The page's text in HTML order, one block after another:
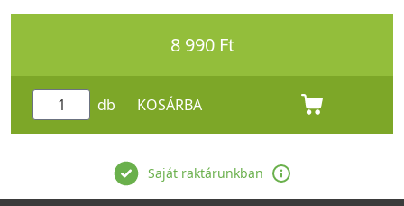
8 990 Ft
db KOSÁRBA
Saját raktárunkban